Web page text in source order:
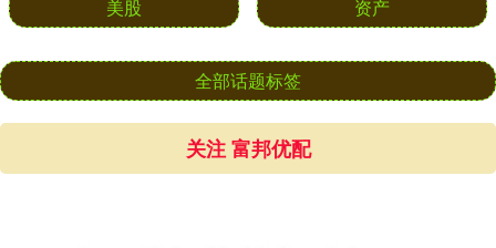
美股 资产
全部话题标签
关注 富邦优配